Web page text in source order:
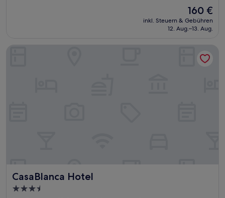
Der
Preis
beträgt
160 €
inkl. Steuern & Gebühren
12. Aug.–13. Aug.
CasaBlanca Hotel
CasaBlanca Hotel
3.5-